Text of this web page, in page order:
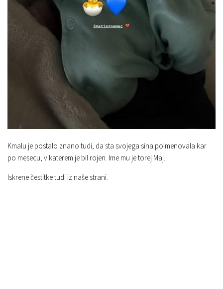
Kmalu je postalo znano tudi, da sta svojega sina poimenovala kar
po mesecu, v katerem je bil rojen. Ime mu je torej Maj.
Iskrene čestitke tudi iz naše strani.